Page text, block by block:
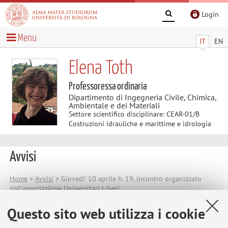
Questo sito web utilizza i cookie
Login
IT EN
Menu
Elena Toth
Professoressa ordinaria
Dipartimento di Ingegneria Civile, Chimica,
Ambientale e dei Materiali
Settore scientifico disciplinare: CEAR-01/B
Costruzioni idrauliche e marittime e idrologia
Avvisi
Home> Avvisi > Giovedi' 10 aprile h. 19, incontro organizzato
dall'associazione Universitari Liberi
Giovedi' 10 aprile h. 19, incontro
organizzato dall'associazione Universitari